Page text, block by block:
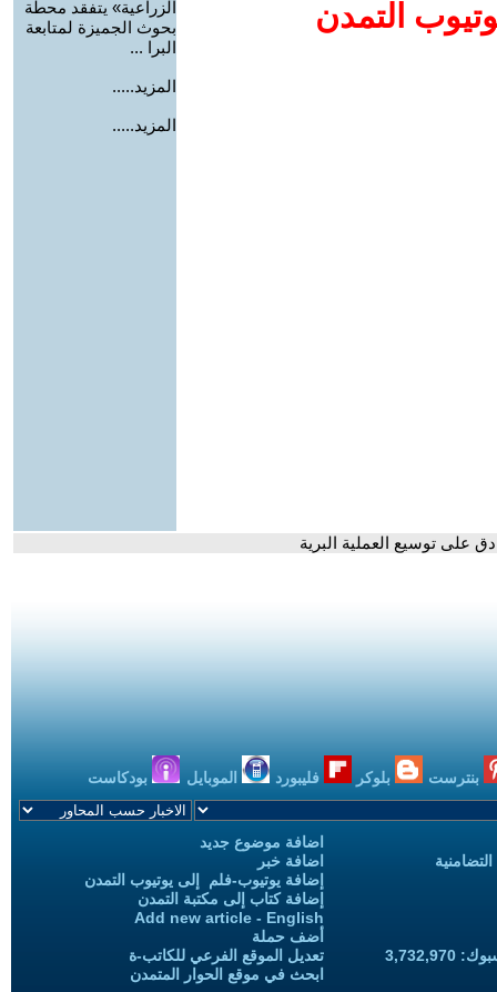
التمدن
الزراعية» يتفقد محطة
بحوث الجميزة لمتابعة
البرا ...
المزيد.....
المزيد.....
على توسيع العملية البرية
بنترست بلوكر فليبورد الموبايل بودكاست
اضافة موضوع جديد
اضافة خبر
إضافة يوتيوب-فلم إلى يوتيوب التمدن
إضافة كتاب إلى مكتبة التمدن
Add new article - English
أضف حملة
تعديل الموقع الفرعي للكاتب-ة
ابحث في موقع الحوار المتمدن